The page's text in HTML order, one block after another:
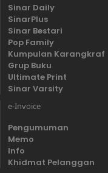
Sinar Daily
SinarPlus
Sinar Bestari
Pop Family
Kumpulan Karangkraf
Grup Buku
Ultimate Print
Sinar Varsity
e-Invoice
Pengumuman
Memo
Info
Khidmat Pelanggan